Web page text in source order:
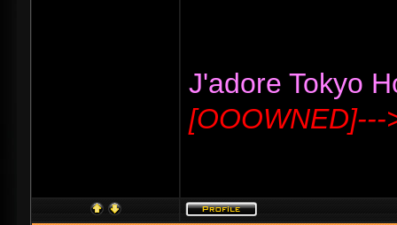
J'adore Tokyo
[OOOWNED]---